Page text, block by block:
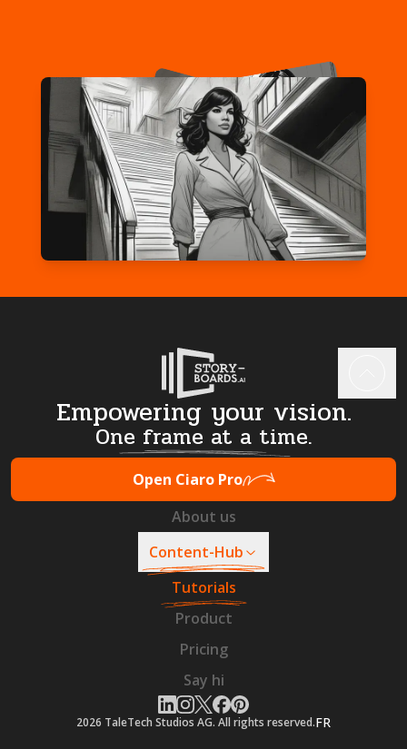
Empowering your vision.
One frame at a time.
Open Ciaro Pro
About us
Content-Hub
Tutorials
Product
Pricing
Say hi
2026 TaleTech Studios AG. All rights reserved.FR